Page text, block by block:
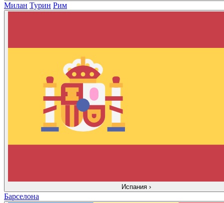
Милан Турин Рим
Испания ›
Барселона